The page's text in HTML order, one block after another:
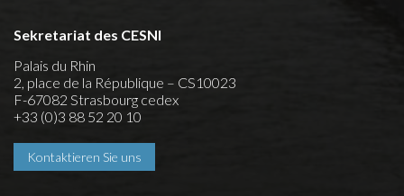
Sekretariat des CESNI
Palais du Rhin
2, place de la République – CS10023
F-67082 Strasbourg cedex
+33 (0)3 88 52 20 10
Kontaktieren Sie uns